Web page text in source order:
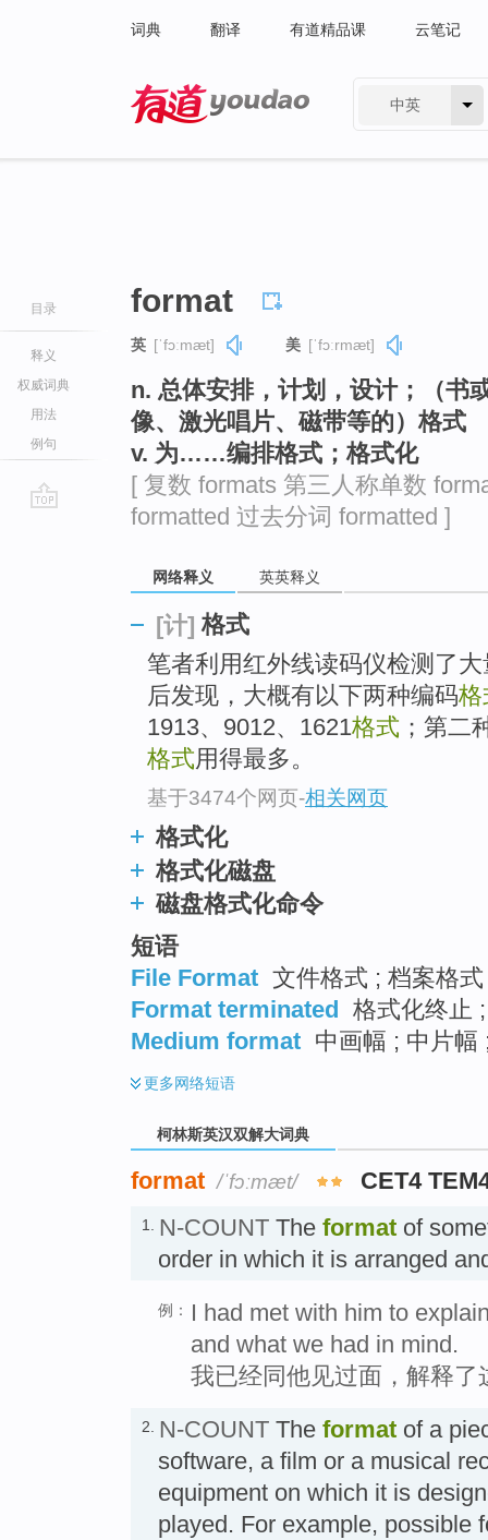
词典 翻译 有道精品课 云笔记
中英
目录
释义
权威词典
用法
例句
format
英 [ˈfɔːmæt] 美 [ˈfɔːrmæt]
n. 总体安排，计划，设计；（书
像、激光唱片、磁带等的）格式
v. 为……编排格式；格式化
[ 复数 formats 第三人称单数
formatted 过去分词 formatted ]
网络释义 英英释义
[计] 格式
笔者利用红外线读码仪检测了
后发现，大概有以下两种编码格
1913、9012、1621格式 ；第二
格式用得最多。
基于3474个网页-相关网页
格式化
格式化磁盘
磁盘格式化命令
短语
File Format 文件格式 ; 档案格
Format terminated 格式化终止
Medium format 中画幅 ; 中片幅
更多网络短语
柯林斯英汉双解大词典
format /ˈfɔːmæt/ CET4
1. N-COUNT The format of
order in which it is arranged
例：
I had met with him to
and what we had in mind.
我已经同他见过面，解释
2. N-COUNT The format of a
software, a film or a musical
equipment on which it is
played. For example, possible